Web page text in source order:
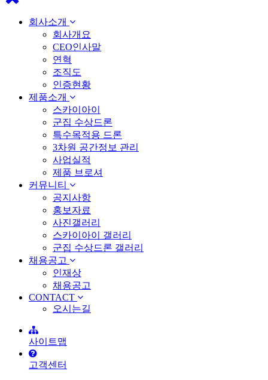
회사소개
회사개요
CEO인사말
연혁
조직도
인증현황
제품소개
스카이아이
군집 수상드론
특수목적용 드론
3차원 공간정보 관리
사업실적
제품 브로셔
커뮤니티
공지사항
홍보자료
사진갤러리
스카이아이 갤러리
군집 수상드론 갤러리
채용공고
인재상
채용공고
CONTACT
오시는길
사이트맵
고객센터